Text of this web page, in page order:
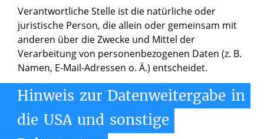
Verantwortliche Stelle ist die natürliche oder
juristische Person, die allein oder gemeinsam mit
anderen über die Zwecke und Mittel der
Verarbeitung von personenbezogenen Daten (z. B.
Namen, E-Mail-Adressen o. Ä.) entscheidet.
Hinweis zur Datenweitergabe in
die USA und sonstige